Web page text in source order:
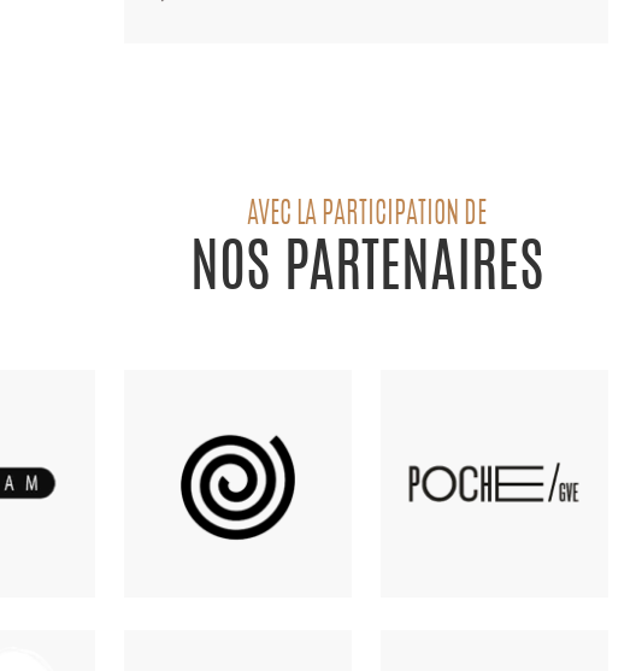
AVEC LA PARTICIPATION DE
NOS PARTENAIRES